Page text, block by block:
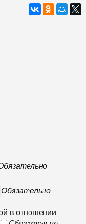
Обязательно
в отношении